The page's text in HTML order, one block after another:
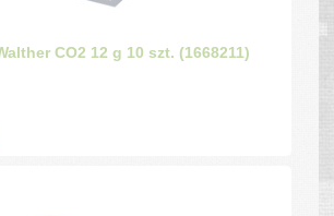
CO2 12 g 10 szt. (1668211)